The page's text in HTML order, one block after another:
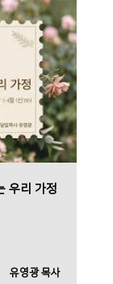
우리 가정
유영광 목사